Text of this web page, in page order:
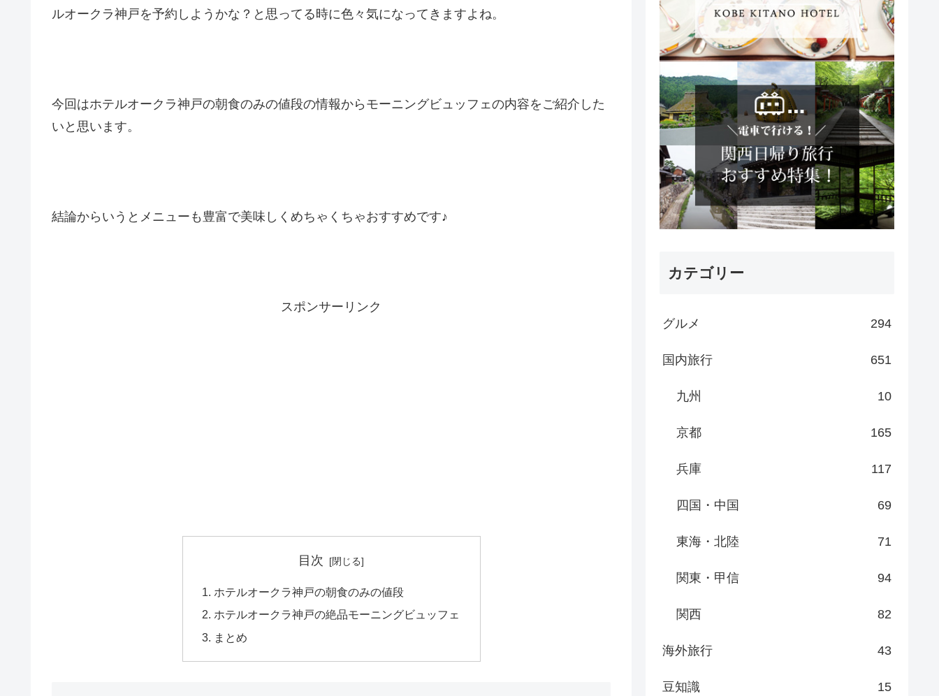
ルオークラ神戸を予約しようかな？と思ってる時に色々気になってきますよね。
今回はホテルオークラ神戸の朝食のみの値段の情報からモーニングビュッフェの内容をご紹介した
いと思います。
結論からいうとメニューも豊富で美味しくめちゃくちゃおすすめです♪
スポンサーリンク
目次
ホテルオークラ神戸の朝食のみの値段
ホテルオークラ神戸の絶品モーニングビュッフェ
まとめ
カテゴリー
グルメ 294
国内旅行 651
九州 10
京都 165
兵庫 117
四国・中国 69
東海・北陸 71
関東・甲信 94
関西 82
海外旅行 43
豆知識 15